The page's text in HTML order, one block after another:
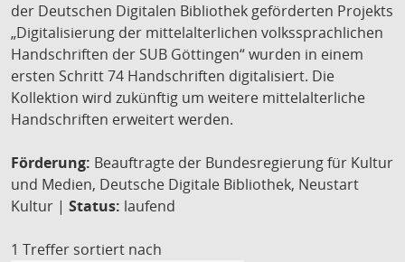
der Deutschen Digitalen Bibliothek geförderten Projekts
„Digitalisierung der mittelalterlichen volkssprachlichen
Handschriften der SUB Göttingen“ wurden in einem
ersten Schritt 74 Handschriften digitalisiert. Die
Kollektion wird zukünftig um weitere mittelalterliche
Handschriften erweitert werden.
Förderung: Beauftragte der Bundesregierung für Kultur
und Medien, Deutsche Digitale Bibliothek, Neustart
Kultur | Status: laufend
1 Treffer sortiert nach